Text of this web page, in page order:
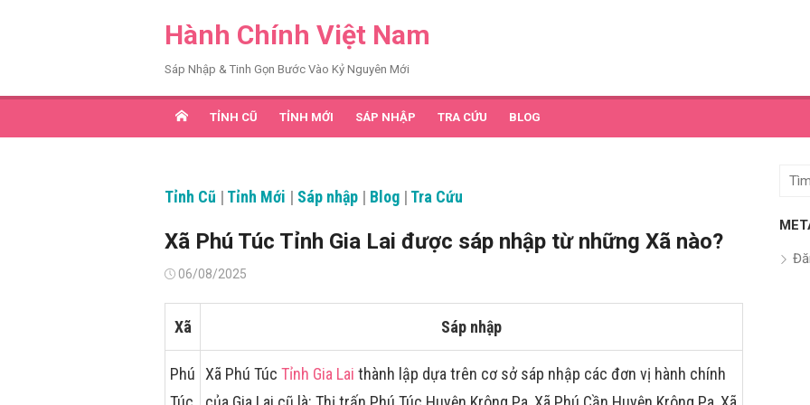
Hành Chính Việt Nam
Sáp Nhập & Tinh Gọn Bước Vào Kỷ Nguyên Mới
TỈNH CŨ TỈNH MỚI SÁP NHẬP TRA CỨU BLOG
Tỉnh Cũ | Tỉnh Mới | Sáp nhập | Blog | Tra Cứu
Xã Phú Túc Tỉnh Gia Lai được sáp nhập từ những Xã nào?
Đăng06/08/2025
Xã Sáp nhập
Phú
Xã Phú Túc Tỉnh Gia Lai thành lập dựa trên cơ sở sáp nhập các đơn vị hành chính
Tìm
quả